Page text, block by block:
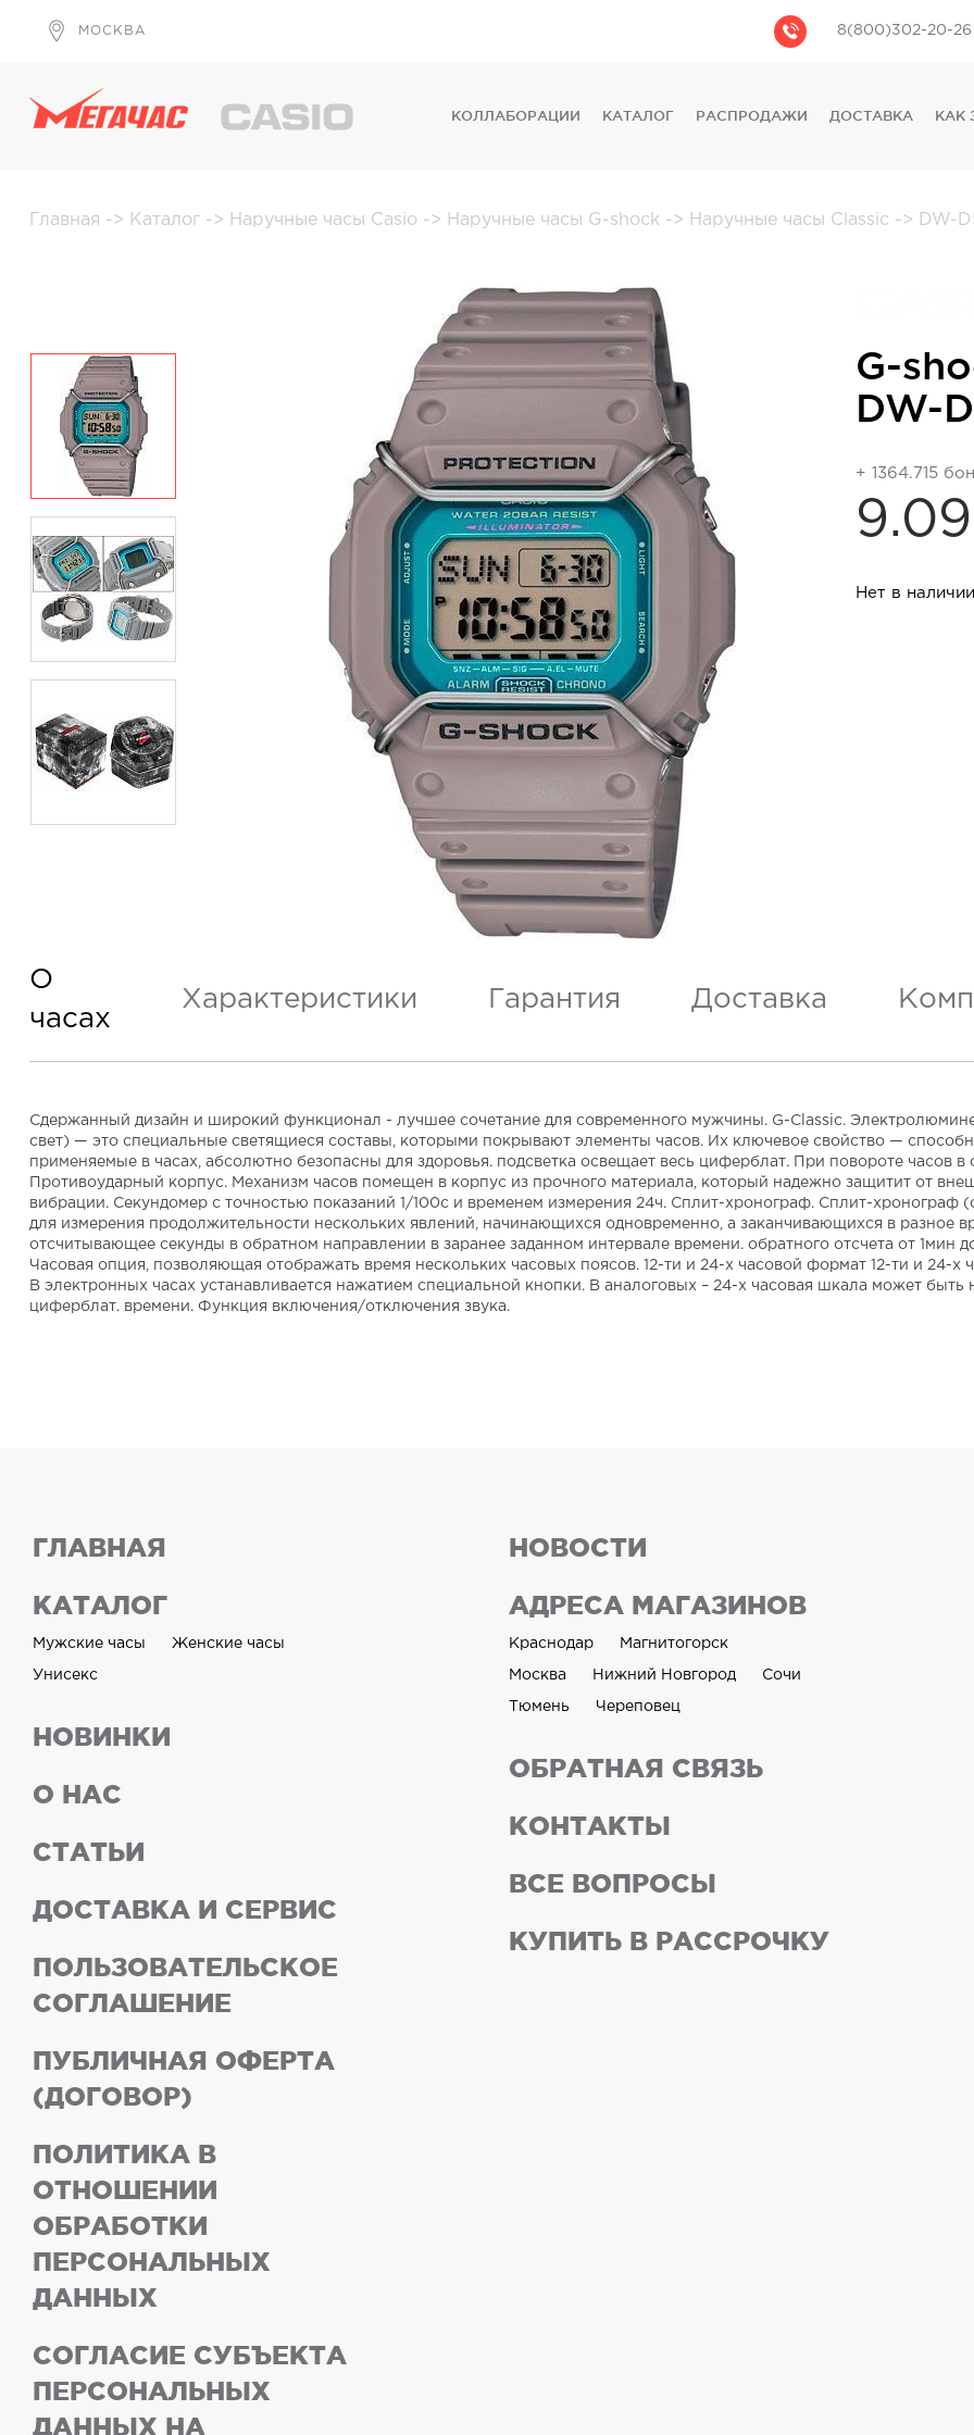
МОСКВА 8(800)302-20-26
КОЛЛАБОРАЦИИ
КАТАЛОГ
FOSSIL
DKNY
PHILIPP PLEIN
РАСПРОДАЖИ ДОСТАВКА КАК
Главная -> Каталог -> Наручные часы Casio -> Наручные часы G-shock -> Наручные часы Classic -> DW-
G-
DW-
+ 1364.715
Нет в наличии
О
часах
Характеристики Гарантия Доставка
Сдержанный дизайн и широкий функционал - лучшее сочетание для современного мужчины. G-Classic.
свет) — это специальные светящиеся составы, которыми покрывают элементы часов. Их ключевое свойство —
применяемые в часах, абсолютно безопасны для здоровья. подсветка освещает весь циферблат. При повороте часов в
Противоударный корпус. Механизм часов помещен в корпус из прочного материала, который надежно защитит от
вибрации. Секундомер с точностью показаний 1/100с и временем измерения 24ч. Сплит-хронограф. Сплит-хронограф
для измерения продолжительности нескольких явлений, начинающихся одновременно, а заканчивающихся в разное
отсчитывающее секунды в обратном направлении в заранее заданном интервале времени. обратного отсчета от 1мин
Часовая опция, позволяющая отображать время нескольких часовых поясов. 12-ти и 24-х часовой формат 12-ти и 24-
В электронных часах устанавливается нажатием специальной кнопки. В аналоговых – 24-х часовая шкала может
циферблат. времени. Функция включения/отключения звука.
ГЛАВНАЯ
КАТАЛОГ
Мужские часы Женские часы
Унисекс
НОВИНКИ
О НАС
СТАТЬИ
ДОСТАВКА И СЕРВИС
ПОЛЬЗОВАТЕЛЬСКОЕ
СОГЛАШЕНИЕ
ПУБЛИЧНАЯ ОФЕРТА
(ДОГОВОР)
ПОЛИТИКА В
ОТНОШЕНИИ
ОБРАБОТКИ
ПЕРСОНАЛЬНЫХ
ДАННЫХ
СОГЛАСИЕ СУБЪЕКТА
ПЕРСОНАЛЬНЫХ
ДАННЫХ НА
НОВОСТИ
АДРЕСА МАГАЗИНОВ
Краснодар Магнитогорск
Москва Нижний Новгород Сочи
Тюмень Череповец
ОБРАТНАЯ СВЯЗЬ
КОНТАКТЫ
ВСЕ ВОПРОСЫ
КУПИТЬ В РАССРОЧКУ